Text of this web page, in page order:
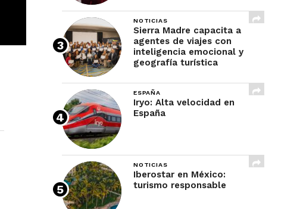
NOTICIAS
Sierra Madre capacita a
agentes de viajes con
inteligencia emocional y
geografía turística
ESPAÑA
Iryo: Alta velocidad en
España
NOTICIAS
Iberostar en México:
turismo responsable